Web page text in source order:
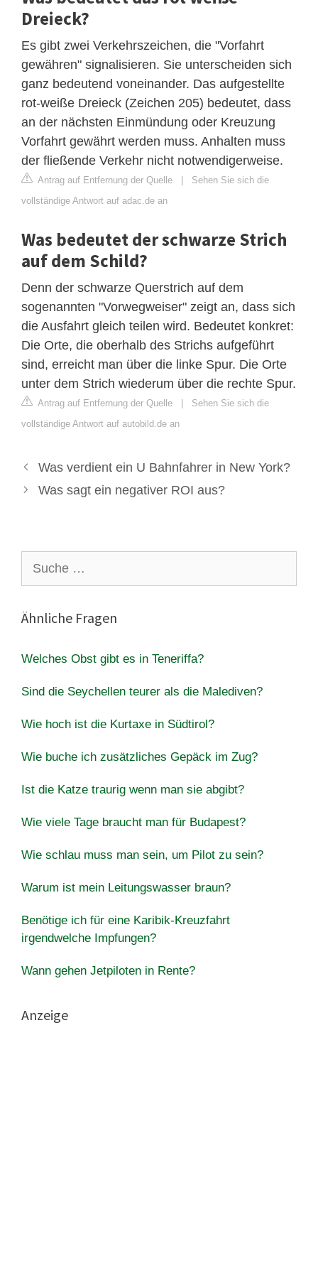
Dreieck?
Es gibt zwei Verkehrszeichen, die "Vorfahrt
gewähren" signalisieren. Sie unterscheiden sich
ganz bedeutend voneinander. Das aufgestellte
rot-weiße Dreieck (Zeichen 205) bedeutet, dass
an der nächsten Einmündung oder Kreuzung
Vorfahrt gewährt werden muss. Anhalten muss
der fließende Verkehr nicht notwendigerweise.
Antrag auf Entfernung der Quelle | Sehen Sie sich die
vollständige Antwort auf adac.de an
Was bedeutet der schwarze Strich
auf dem Schild?
Denn der schwarze Querstrich auf dem
sogenannten "Vorwegweiser" zeigt an, dass sich
die Ausfahrt gleich teilen wird. Bedeutet konkret:
Die Orte, die oberhalb des Strichs aufgeführt
sind, erreicht man über die linke Spur. Die Orte
unter dem Strich wiederum über die rechte Spur.
Antrag auf Entfernung der Quelle | Sehen Sie sich die
vollständige Antwort auf autobild.de an
Was verdient ein U Bahnfahrer in New York?
Was sagt ein negativer ROI aus?
nach:
Ähnliche Fragen
Welches Obst gibt es in Teneriffa?
Sind die Seychellen teurer als die Malediven?
Wie hoch ist die Kurtaxe in Südtirol?
Wie buche ich zusätzliches Gepäck im Zug?
Ist die Katze traurig wenn man sie abgibt?
Wie viele Tage braucht man für Budapest?
Wie schlau muss man sein, um Pilot zu sein?
Warum ist mein Leitungswasser braun?
Benötige ich für eine Karibik-Kreuzfahrt
irgendwelche Impfungen?
Wann gehen Jetpiloten in Rente?
Anzeige